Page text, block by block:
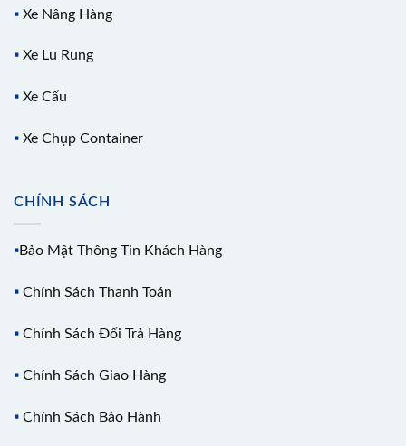
▪️ Xe Nâng Hàng
▪️ Xe Lu Rung
▪️ Xe Cẩu
▪️ Xe Chụp Container
CHÍNH SÁCH
▪️Bảo Mật Thông Tin Khách Hàng
▪️ Chính Sách Thanh Toán
▪️ Chính Sách Đổi Trả Hàng
▪️ Chính Sách Giao Hàng
▪️ Chính Sách Bảo Hành